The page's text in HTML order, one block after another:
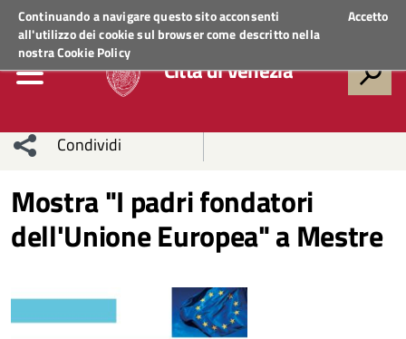
Continuando a navigare questo sito acconsenti
all'utilizzo dei cookie sul browser come descritto nella
nostraCookie Policy
Accetto
Regione VenetoACCEDI AI SERVIZI
Città di Venezia
Condividi
sui social
Condividi
Condividi
su
Facebook
Condividi
su
Twitter
Condividi
su
Condividi
Mostra "I padri fondatori
dell'Unione Europea" a Mestre